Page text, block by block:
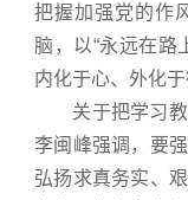
把握加强党的作
脑，以“永远在路
内化于心、外化
关于把学习
李闽峰强调，要
弘扬求真务实、